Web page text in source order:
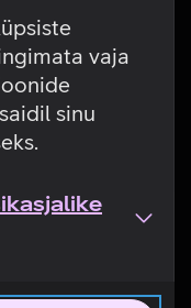
vaja
sinu